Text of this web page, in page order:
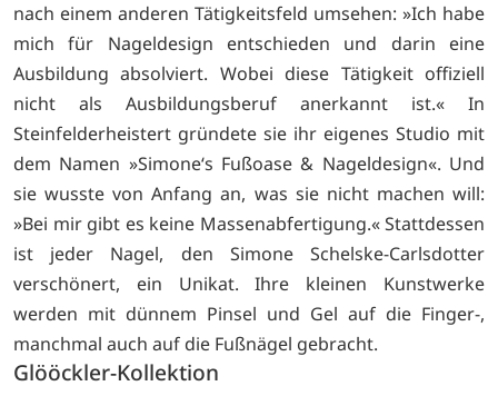
nach einem anderen Tätigkeitsfeld umsehen: »Ich habe
mich für Nageldesign entschieden und darin eine
Ausbildung absolviert. Wobei diese Tätigkeit offiziell
nicht als Ausbildungsberuf anerkannt ist.« In
Steinfelderheistert gründete sie ihr eigenes Studio mit
dem Namen »Simone‘s Fußoase & Nageldesign«. Und
sie wusste von Anfang an, was sie nicht machen will:
»Bei mir gibt es keine Massenabfertigung.« Stattdessen
ist jeder Nagel, den Simone Schelske-Carlsdotter
verschönert, ein Unikat. Ihre kleinen Kunstwerke
werden mit dünnem Pinsel und Gel auf die Finger-,
manchmal auch auf die Fußnägel gebracht.
Glööckler-Kollektion